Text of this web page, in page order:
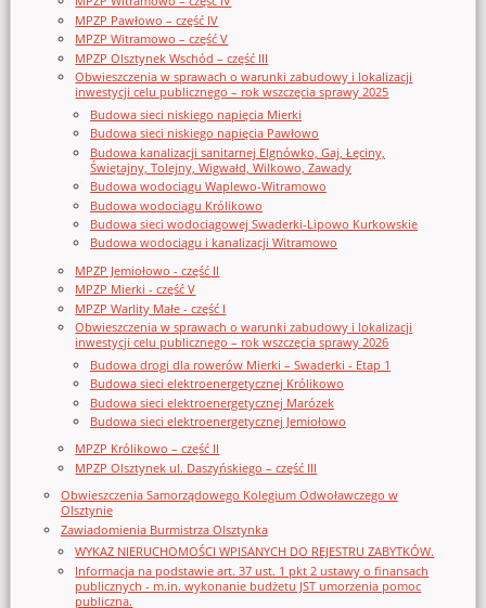
MPZP Pawłowo – część IV
MPZP Witramowo – część V
MPZP Olsztynek Wschód – część III
Obwieszczenia w sprawach o warunki zabudowy i lokalizacji
inwestycji celu publicznego – rok wszczęcia sprawy 2025
Budowa sieci niskiego napięcia Mierki
Budowa sieci niskiego napięcia Pawłowo
Budowa kanalizacji sanitarnej Elgnówko, Gaj, Łęciny,
Świętajny, Tolejny, Wigwałd, Wilkowo, Zawady
Budowa wodociągu Waplewo-Witramowo
Budowa wodociągu Królikowo
Budowa sieci wodociągowej Swaderki-Lipowo Kurkowskie
Budowa wodociągu i kanalizacji Witramowo
MPZP Jemiołowo - część II
MPZP Mierki - część V
MPZP Warlity Małe - część I
Obwieszczenia w sprawach o warunki zabudowy i lokalizacji
inwestycji celu publicznego – rok wszczęcia sprawy 2026
Budowa drogi dla rowerów Mierki – Swaderki - Etap 1
Budowa sieci elektroenergetycznej Królikowo
Budowa sieci elektroenergetycznej Marózek
Budowa sieci elektroenergetycznej Jemiołowo
MPZP Królikowo – część II
MPZP Olsztynek ul. Daszyńskiego – część III
Obwieszczenia Samorządowego Kolegium Odwoławczego w
Olsztynie
Zawiadomienia Burmistrza Olsztynka
WYKAZ NIERUCHOMOŚCI WPISANYCH DO REJESTRU ZABYTKÓW.
Informacja na podstawie art. 37 ust. 1 pkt 2 ustawy o finansach
publicznych - m.in. wykonanie budżetu JST umorzenia pomoc
publiczna.